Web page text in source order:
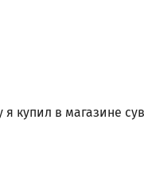
купил в магазине